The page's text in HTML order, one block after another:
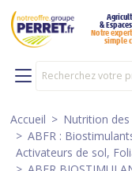
&
Notre
simple
Accueil
Nutrition des
ABFR :
Activateurs de sol,